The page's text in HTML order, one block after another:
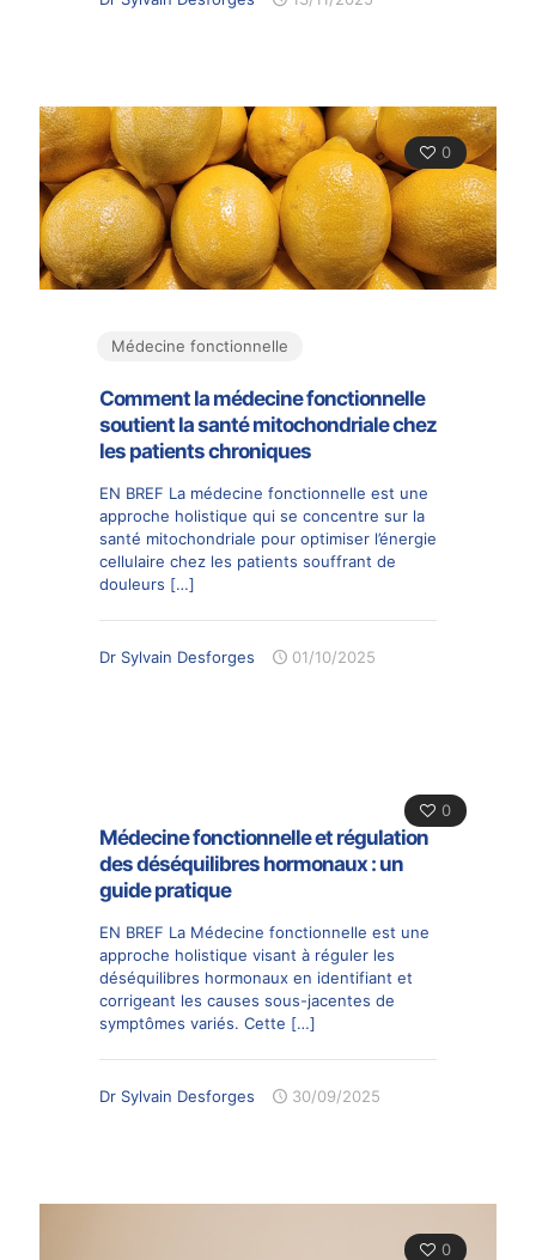
0
Médecine fonctionnelle
Comment la médecine fonctionnelle
soutient la santé mitochondriale chez
les patients chroniques
EN BREF La médecine fonctionnelle est une
approche holistique qui se concentre sur la
santé mitochondriale pour optimiser l’énergie
cellulaire chez les patients souffrant de
douleurs […]
Dr Sylvain Desforges 01/10/2025
0
Médecine fonctionnelle et régulation
des déséquilibres hormonaux : un
guide pratique
EN BREF La Médecine fonctionnelle est une
approche holistique visant à réguler les
déséquilibres hormonaux en identifiant et
corrigeant les causes sous-jacentes de
symptômes variés. Cette […]
Dr Sylvain Desforges 30/09/2025
0